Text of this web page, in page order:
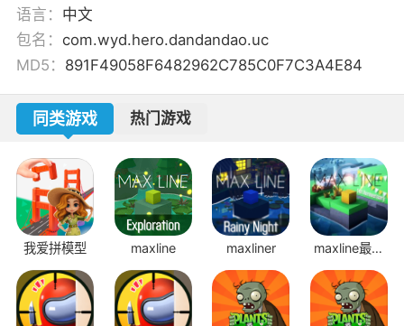
语言： 中文
包名： com.wyd.hero.dandandao.uc
MD5： 891F49058F6482962C785C0F7C3A4E84
同类游戏 热门游戏
我爱拼模型 maxline maxliner
maxline最新
版本